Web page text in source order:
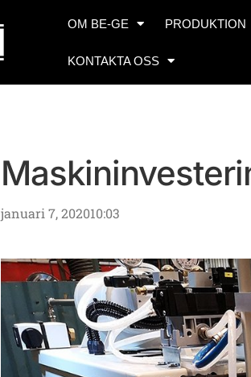
OM BE-GE PRODUKTION
KONTAKTA OSS
januari 7, 202010:03